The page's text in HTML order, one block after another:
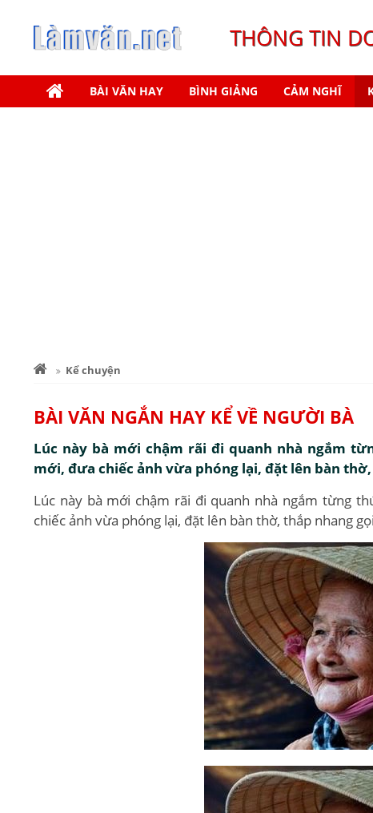
THÔNG TIN
BÀI VĂN HAY BÌNH GIẢNG CẢM NGHĨ
Kể chuyện
BÀI VĂN NGẮN HAY KỂ VỀ NGƯỜI BÀ
Lúc này bà mới chậm rãi đi quanh nhà ngắm
mới, đưa chiếc ảnh vừa phóng lại, đặt lên bàn
Lúc này bà mới chậm rãi đi quanh nhà ngắm từng
chiếc ảnh vừa phóng lại, đặt lên bàn thờ, thắp nhang